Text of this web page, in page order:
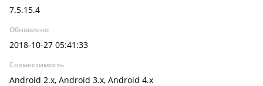
7.5.15.4
Обновлено
2018-10-27 05:41:33
Совместимость
Android 2.x, Android 3.x, Android 4.x